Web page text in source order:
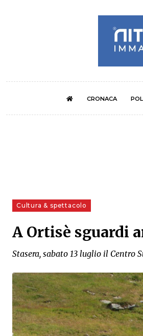
CRONACA
Cultura & spettacolo
A Ortisè sguardi
Stasera, sabato 13 luglio il Centro